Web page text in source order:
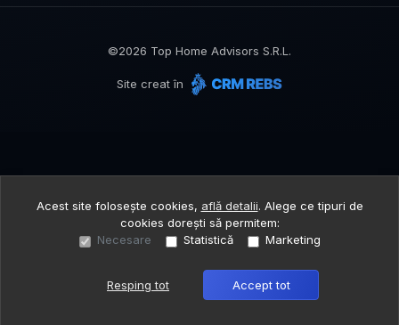
©2026 Top Home Advisors S.R.L.
Site creat în
Acest site folosește cookies, află detalii. Alege ce tipuri de
cookies dorești să permitem:
Necesare
Statistică Marketing
Resping tot Accept tot